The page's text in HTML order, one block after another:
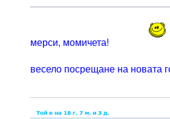
мерси, момичета!
весело посрещане на новата